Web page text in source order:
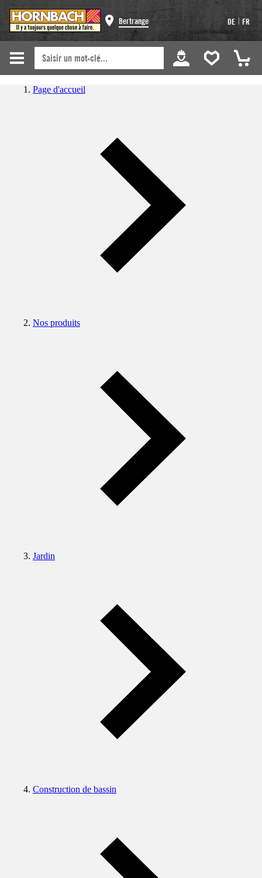
Bertrange DE | FR
Page d'accueil
Nos produits
Jardin
Construction de bassin